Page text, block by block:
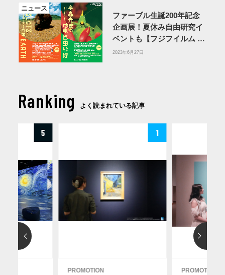
ニュース
ファーブル生誕200年記念
企画展！夏休み自由研究イ
ベントも【フジフイルム ス
クエア】
2023年6月27日
Ranking よく読まれている記事
5 1
PROMOTION PROMOTION